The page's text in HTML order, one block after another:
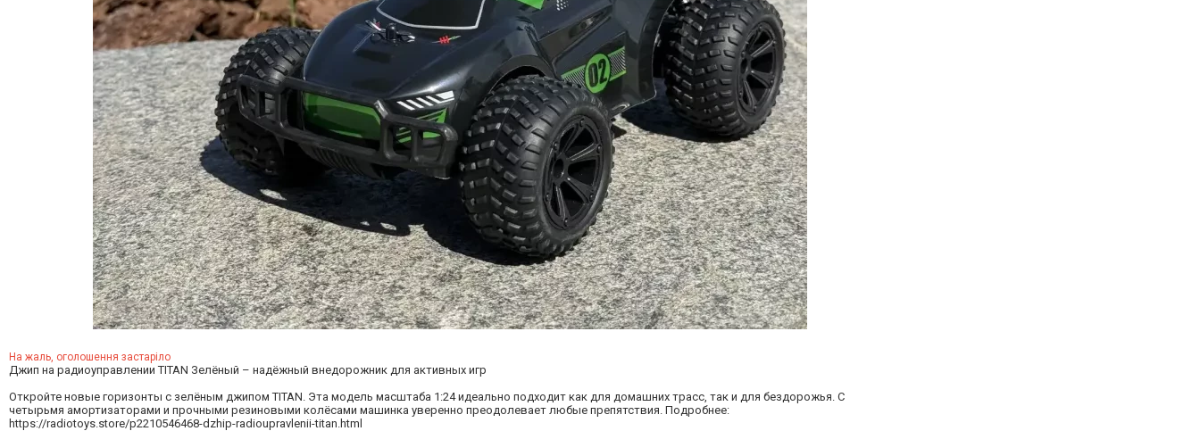
На жаль, оголошення застаріло
Джип на радиоуправлении TITAN Зелёный – надёжный внедорожник для активных игр
Откройте новые горизонты с зелёным джипом TITAN. Эта модель масштаба 1:24 идеально подходит как для домашних трасс, так и для бездорожья. С
четырьмя амортизаторами и прочными резиновыми колёсами машинка уверенно преодолевает любые препятствия. Подробнее:
https://radiotoys.store/p2210546468-dzhip-radioupravlenii-titan.html